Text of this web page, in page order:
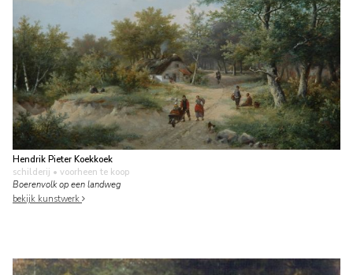
Hendrik Pieter Koekkoek
schilderij • voorheen te koop
Boerenvolk op een landweg
bekijk kunstwerk